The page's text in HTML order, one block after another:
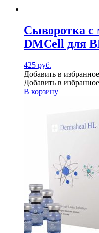
Сыворотка с
DMCell для
425 руб.
Добавить в избранное
Добавить в избранное
В корзину